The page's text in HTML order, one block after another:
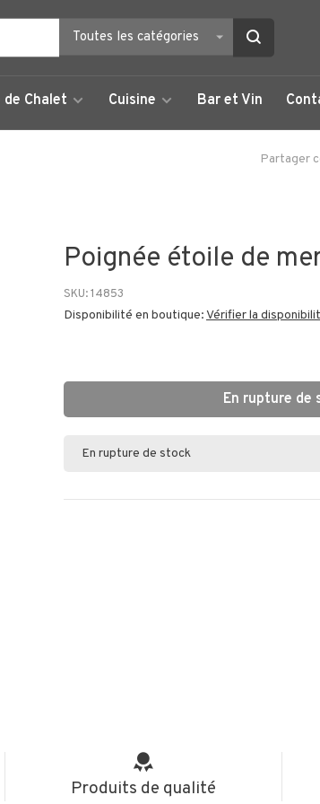
Toutes les catégories
de Chalet Cuisine Bar et Vin
Partager
Poignée étoile de
SKU:14853
Disponibilité en boutique:Vérifier la
En rupture de
En rupture de stock
Produits de qualité